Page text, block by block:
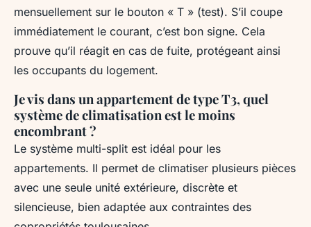
mensuellement sur le bouton « T » (test). S’il coupe
immédiatement le courant, c’est bon signe. Cela
prouve qu’il réagit en cas de fuite, protégeant ainsi
les occupants du logement.
Je vis dans un appartement de type T3, quel
système de climatisation est le moins
encombrant ?
Le système multi-split est idéal pour les
appartements. Il permet de climatiser plusieurs pièces
avec une seule unité extérieure, discrète et
silencieuse, bien adaptée aux contraintes des